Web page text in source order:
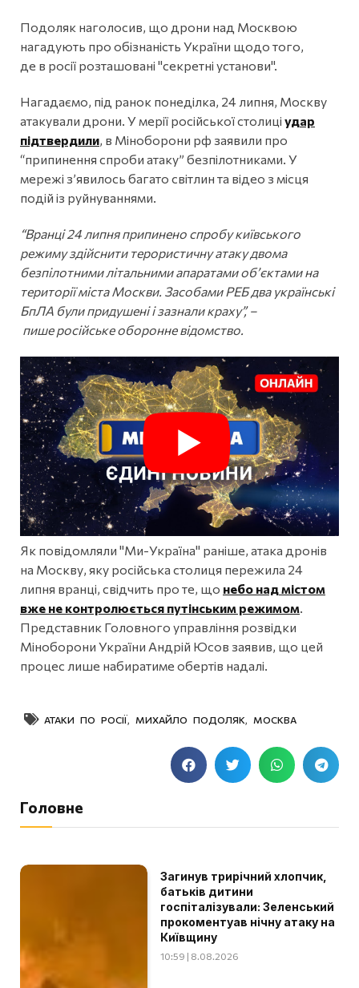
Подоляк наголосив, що дрони над Москвою
нагадують про обізнаність України щодо того,
де в росії розташовані "секретні установи".
Нагадаємо, під ранок понеділка, 24 липня, Москву
атакували дрони. У мерії російської столиці удар
підтвердили, в Міноборони рф заявили про
“припинення спроби атаку” безпілотниками. У
мережі з’явилось багато світлин та відео з місця
подій із руйнуваннями.
“Вранці 24 липня припинено спробу київського
режиму здійснити терористичну атаку двома
безпілотними літальними апаратами об’єктами на
території міста Москви. Засобами РЕБ два українські
БпЛА були придушені і зазнали краху”, –
пише російське оборонне відомство.
Як повідомляли "Ми-Україна" раніше, атака дронів
на Москву, яку російська столиця пережила 24
липня вранці, свідчить про те, що небо над містом
вже не контролюється путінським режимом
Представник Головного управління розвідки
Міноборони України Андрій Юсов заявив, що цей
процес лише набиратиме обертів надалі.
АТАКИ ПО РОСІЇ МИХАЙЛО ПОДОЛЯК МОСКВА
Головне
Загинув трирічний хлопчик,
батьків дитини
госпіталізували: Зеленський
прокоментуав нічну атаку на
Київщину
10:59 | 8.08.2026